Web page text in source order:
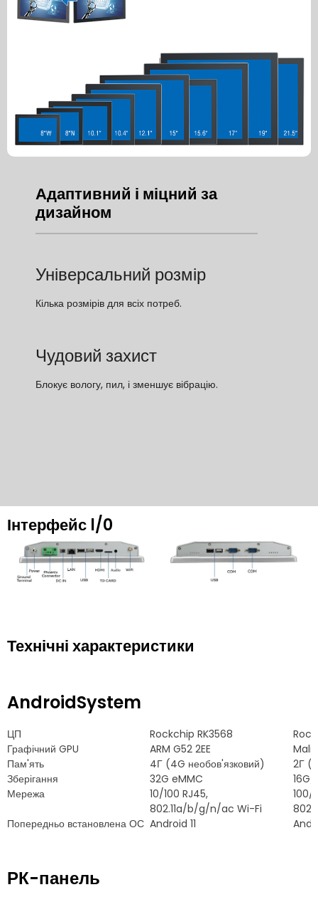
Адаптивний і міцний за
дизайном
Універсальний розмір
Кілька розмірів для всіх потреб.
Чудовий захист
Блокує вологу, пил, і зменшує вібрацію.
Інтерфейс l/0
Технічні характеристики
AndroidSystem
ЦП Rockchip RK3568
Графічний GPU
ARM G52 2EE
Пам'ять
4Г (4G необов'язковий)
2Г
Зберігання
32G eMMC
Мережа
10/100 RJ45,
802.11a/b/g/n/ac Wi-Fi
100/
Попередньо встановлена ​​ОС Android 11
РК-панель